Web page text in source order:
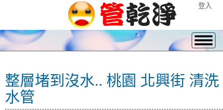
登入
整層堵到沒水.. 桃園 北興街 清洗
水管